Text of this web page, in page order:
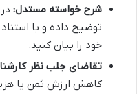
شرح خواسته مستدل:
توضیح داده و با
خود را بیان کنید.
تقاضای جلب نظر
کاهش ارزش ثمن یا